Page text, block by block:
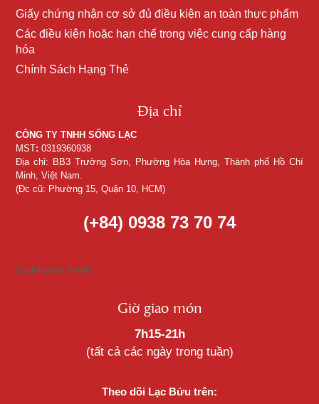
Giấy chứng nhận cơ sở đủ điều kiện an toàn thực phẩm
Các điều kiện hoặc hạn chế trong việc cung cấp hàng
hóa
Chính Sách Hạng Thẻ
Địa chỉ
CÔNG TY TNHH SỐNG LẠC
MST: 0319360938
Địa chỉ: BB3 Trường Sơn, Phường Hòa Hưng, Thành phố Hồ Chí
Minh, Việt Nam.
(Đc cũ: Phường 15, Quận 10, HCM)
(+84) 0938 73 70 74
[countdown_timer]
Giờ giao món
7h15-21h
(tất cả các ngày trong tuần)
Theo dõi Lạc Bửu trên: